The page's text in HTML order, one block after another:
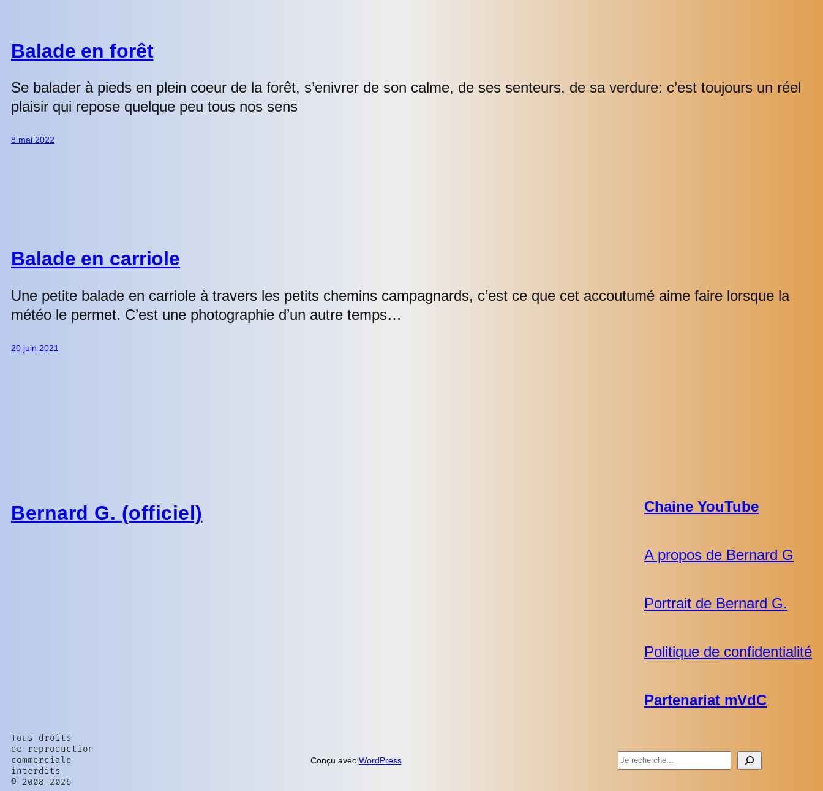
Balade en forêt
Se balader à pieds en plein coeur de la forêt, s’enivrer de son calme, de ses senteurs, de sa verdure: c’est toujours un réel
plaisir qui repose quelque peu tous nos sens
8 mai 2022
Balade en carriole
Une petite balade en carriole à travers les petits chemins campagnards, c’est ce que cet accoutumé aime faire lorsque la
météo le permet. C’est une photographie d’un autre temps…
20 juin 2021
Bernard G. (officiel) Chaine YouTube
A propos de Bernard G
Portrait de Bernard G.
Politique de confidentialité
Partenariat mVdC
Tous droits
de reproduction
commerciale
interdits
© 2008-2026
Conçu avec WordPress Rechercher